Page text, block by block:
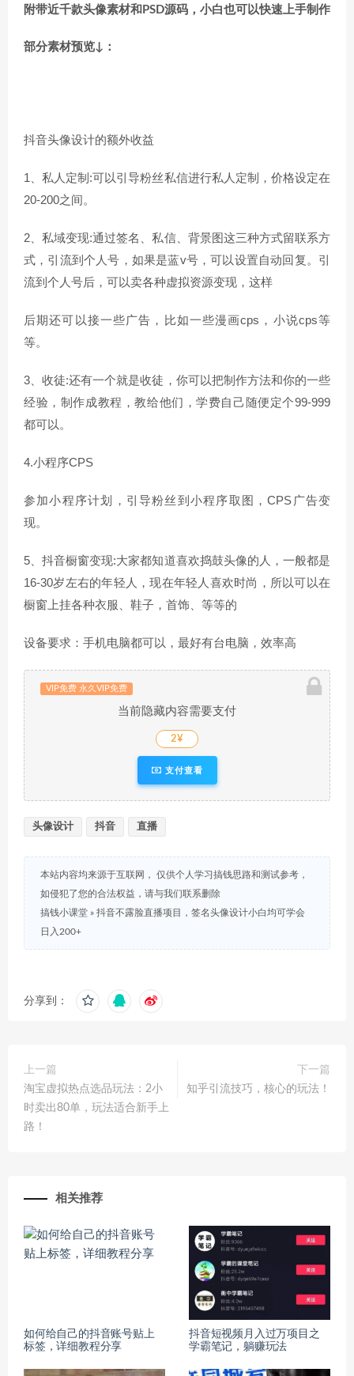
附带近千款头像素材和PSD源码，小白也可以快速上手制作
部分素材预览↓：
抖音头像设计的额外收益
1、私人定制:可以引导粉丝私信进行私人定制，价格设定在
20-200之间。
2、私域变现:通过签名、私信、背景图这三种方式留联系方
式， 引流到个人号，如果是蓝v号，可以设置自动回复。 引
流到个人号后，可以卖各种虚拟资源变现，这样
后期还可以接一些广告，比如一些漫画cps，小说cps等
等。
3、收徒:还有一个就是收徒，你可以把制作方法和你的一些
经验，制作成教程，教给他们，学费自己随便定个99-999
都可以。
4.小程序CPS
参加小程序计划，引导粉丝到小程序取图，CPS广告变
现。
5、抖音橱窗变现:大家都知道喜欢捣鼓头像的人，一般都是
16-30岁左右的年轻人，现在年轻人喜欢时尚，所以可以在
橱窗上挂各种衣服、鞋子，首饰、等等的
设备要求：手机电脑都可以，最好有台电脑，效率高
VIP免费 永久VIP免费
当前隐藏内容需要支付
2¥
支付查看
头像设计 抖音 直播
本站内容均来源于互联网， 仅供个人学习搞钱思路和测试参考，
如侵犯了您的合法权益，请与我们联系删除
搞钱小课堂 » 抖音不露脸直播项目，签名头像设计小白均可学会
日入200+
分享到：
上一篇
淘宝虚拟热点选品玩法：2小
时卖出80单，玩法适合新手上
路！
下一篇
知乎引流技巧，核心的玩法！
相关推荐
如何给自己的抖音账号贴上
标签，详细教程分享
抖音短视频月入过万项目之
学霸笔记，躺赚玩法